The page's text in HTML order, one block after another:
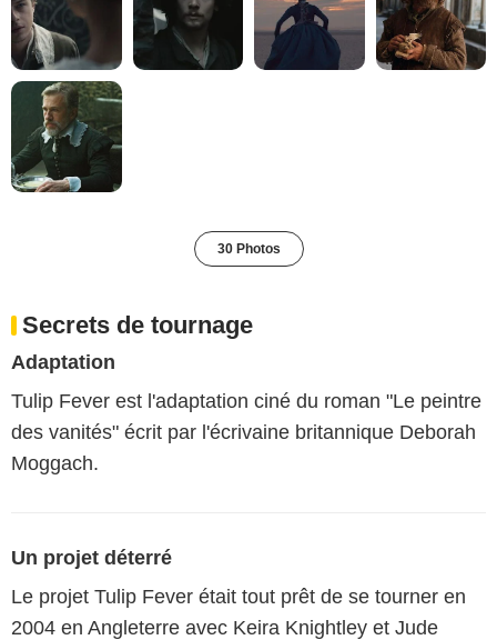
30 Photos
Secrets de tournage
Adaptation
Tulip Fever est l'adaptation ciné du roman "Le peintre
des vanités" écrit par l'écrivaine britannique Deborah
Moggach.
Un projet déterré
Le projet Tulip Fever était tout prêt de se tourner en
2004 en Angleterre avec Keira Knightley et Jude